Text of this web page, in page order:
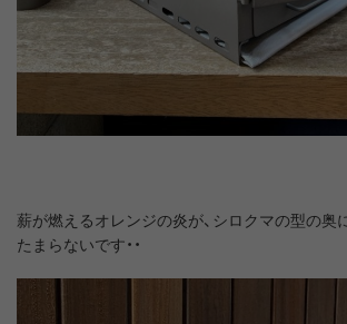
薪が燃えるオレンジの炎が、シロクマの型の奥に
たまらないです・・